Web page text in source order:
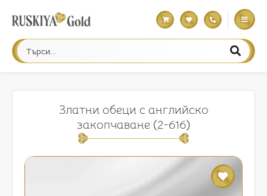
Златни обеци с английско
закопчаване (2-616)